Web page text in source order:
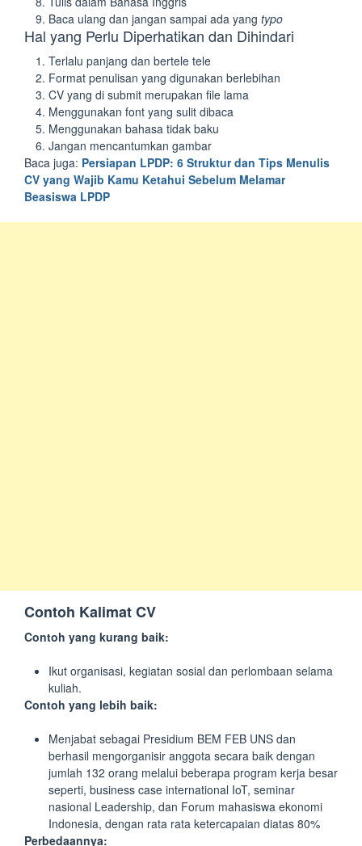
Baca ulang dan jangan sampai ada yang typo
Hal yang Perlu Diperhatikan dan Dihindari
Terlalu panjang dan bertele tele
Format penulisan yang digunakan berlebihan
CV yang di submit merupakan file lama
Menggunakan font yang sulit dibaca
Menggunakan bahasa tidak baku
Jangan mencantumkan gambar
Baca juga: Persiapan LPDP: 6 Struktur dan Tips Menulis
CV yang Wajib Kamu Ketahui Sebelum Melamar
Beasiswa LPDP
Contoh Kalimat CV
Contoh yang kurang baik:
Ikut organisasi, kegiatan sosial dan perlombaan selama
kuliah.
Contoh yang lebih baik:
Menjabat sebagai Presidium BEM FEB UNS dan
berhasil mengorganisir anggota secara baik dengan
jumlah 132 orang melalui beberapa program kerja besar
seperti, business case international IoT, seminar
nasional Leadership, dan Forum mahasiswa ekonomi
Indonesia, dengan rata rata ketercapaian diatas 80%
Perbedaannya: